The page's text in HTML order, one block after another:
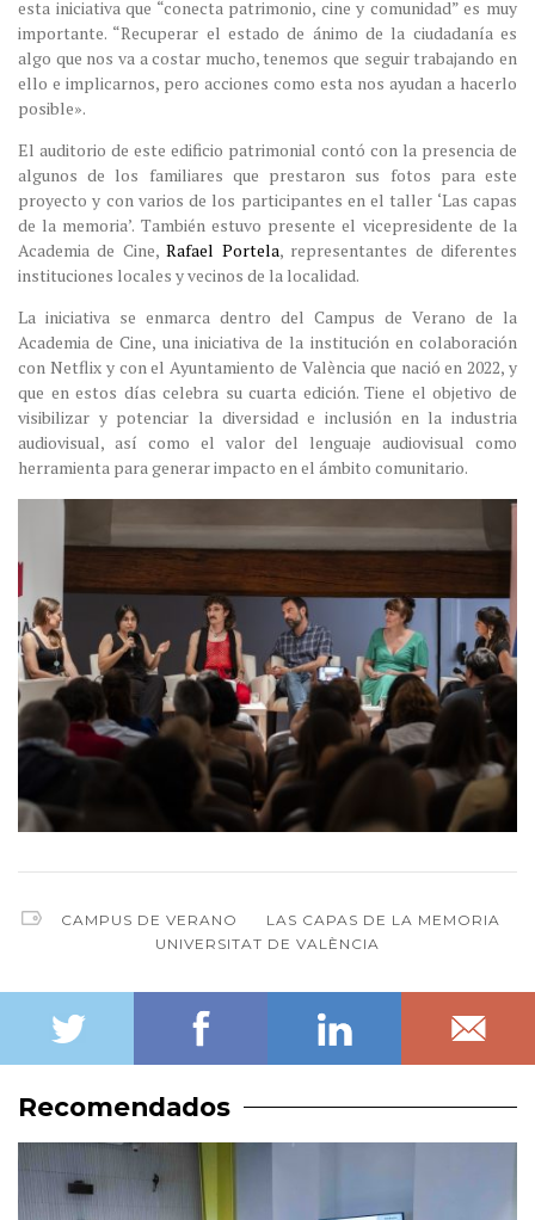
esta iniciativa que “conecta patrimonio, cine y comunidad” es muy
importante. “Recuperar el estado de ánimo de la ciudadanía es
algo que nos va a costar mucho, tenemos que seguir trabajando en
ello e implicarnos, pero acciones como esta nos ayudan a hacerlo
posible».
El auditorio de este edificio patrimonial contó con la presencia de
algunos de los familiares que prestaron sus fotos para este
proyecto y con varios de los participantes en el taller ‘Las capas
de la memoria’. También estuvo presente el vicepresidente de la
Academia de Cine,Rafael Portela, representantes de diferentes
instituciones locales y vecinos de la localidad.
La iniciativa se enmarca dentro del Campus de Verano de la
Academia de Cine, una iniciativa de la institución en colaboración
con Netflix y con el Ayuntamiento de València que nació en 2022, y
que en estos días celebra su cuarta edición. Tiene el objetivo de
visibilizar y potenciar la diversidad e inclusión en la industria
audiovisual, así como el valor del lenguaje audiovisual como
herramienta para generar impacto en el ámbito comunitario.
CAMPUS DE VERANO
LAS CAPAS DE LA MEMORIA
UNIVERSITAT DE VALÈNCIA
Recomendados